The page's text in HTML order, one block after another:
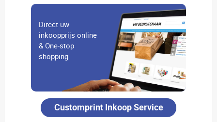
Direct uw
inkoopprijs online
& One-stop
shopping
Customprint Inkoop Service